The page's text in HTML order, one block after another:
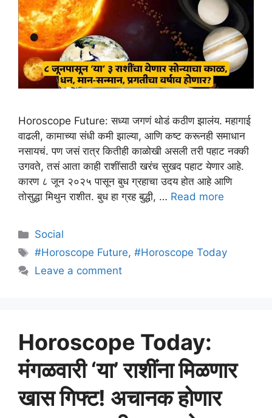
Horoscope Future: सध्या जगणं थोडं कठीण झालंय. महागाई
वाढली, कामाच्या संधी कमी झाल्या, आणि कष्ट करूनही समाधान
नसायचं. पण जसं रात्र कितीही काळोखी असली तरी पहाट नक्की
उगवते, तसं आता काही राशींसाठी खरंच सुखद पहाट येणार आहे.
कारण ८ जून २०२५ पासून बुध ग्रहाचा उदय होत आहे आणि
तोसुद्धा मिथुन राशीत. बुध हा ग्रह बुद्धी, … Read more
Categories
Social
Tags
#Horoscope Future,#Horoscope Today
Leave a comment
Horoscope Today:
मंगळवारी ‘या’ राशींना मिळणार
खास गिफ्ट! अचानक होणार